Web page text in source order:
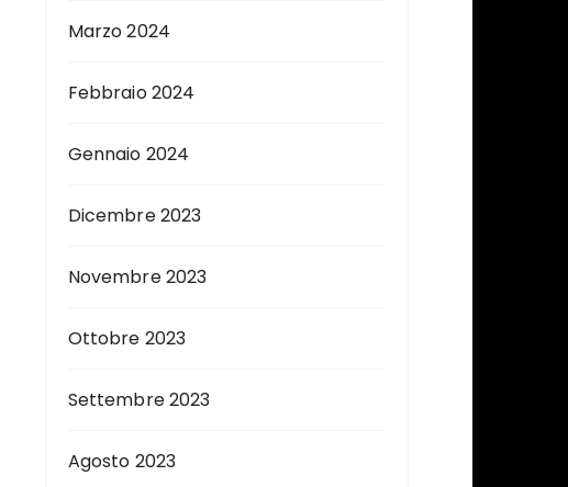
Marzo 2024
Febbraio 2024
Gennaio 2024
Dicembre 2023
Novembre 2023
Ottobre 2023
Settembre 2023
Agosto 2023